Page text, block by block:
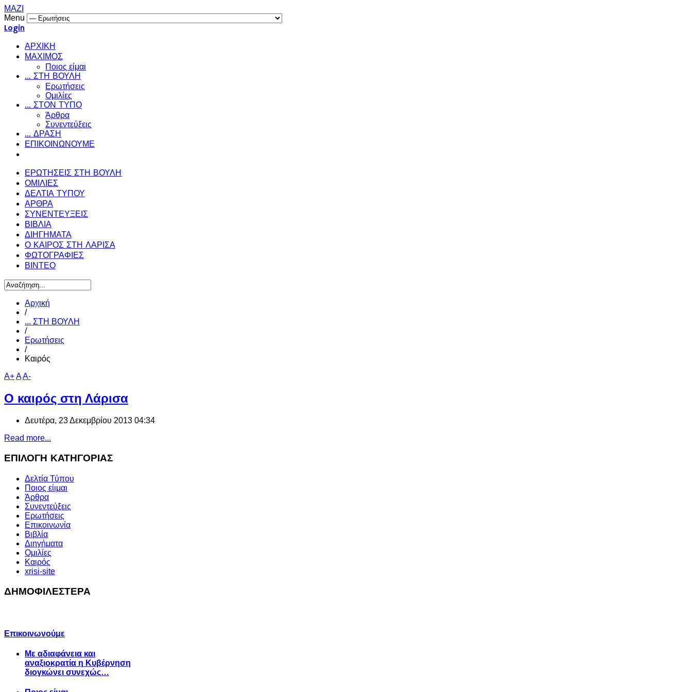
ΜΑΖΙ
Menu
Login
ΑΡΧΙΚΗ
ΜΑΧΙΜΟΣ
Ποιος είμαι
... ΣΤΗ ΒΟΥΛΗ
Ερωτήσεις
Ομιλίες
... ΣΤΟΝ ΤΥΠΟ
Άρθρα
Συνεντεύξεις
... ΔΡΑΣΗ
ΕΠΙΚΟΙΝΩΝΟΥΜΕ
ΕΡΩΤΗΣΕΙΣ ΣΤΗ ΒΟΥΛΗ
ΟΜΙΛΙΕΣ
ΔΕΛΤΙΑ ΤΥΠΟΥ
ΑΡΘΡΑ
ΣΥΝΕΝΤΕΥΞΕΙΣ
ΒΙΒΛΙΑ
ΔΙΗΓΗΜΑΤΑ
Ο ΚΑΙΡΟΣ ΣΤΗ ΛΑΡΙΣΑ
ΦΩΤΟΓΡΑΦΙΕΣ
ΒΙΝΤΕΟ
Αρχική
/
... ΣΤΗ ΒΟΥΛΗ
/
Ερωτήσεις
/
Καιρός
A+AA-
Ο καιρός στη Λάρισα
Δευτέρα, 23 Δεκεμβρίου 2013 04:34
Read more...
ΕΠΙΛΟΓΗ ΚΑΤΗΓΟΡΙΑΣ
Δελτία Τύπου
Ποιος είιμαι
Άρθρα
Συνεντεύξεις
Ερωτήσεις
Επικοινωνία
Βιβλία
Διηγήματα
Ομιλίες
Καιρός
xrisi-site
ΔΗΜΟΦΙΛΕΣΤΕΡΑ
Επικοινωνούμε
Με αδιαφάνεια και
αναξιοκρατία η Κυβέρνηση
διογκώνει συνεχώς…